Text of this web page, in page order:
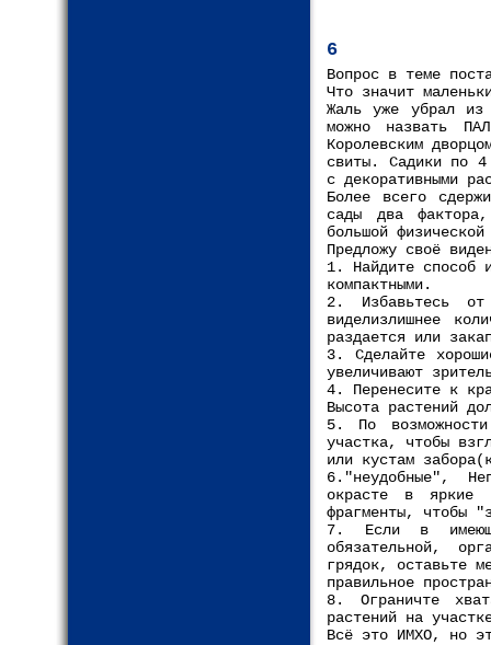
6
Вопрос в теме
Что значит
Жаль уже убрал из
можно назвать
Королевским
свиты. Садики по 4
с декоративными
Более всего
сады два
большой
Предложу своё
1. Найдите способ
компактными.
2. Избавьтесь
виделизлишнее
раздается или
3. Сделайте
увеличивают
4. Перенесите к
Высота растений
5. По
участка, чтобы
или кустам
6."неудобные",
окрасте в яркие
фрагменты, чтобы
7. Если в
обязательной,
грядок, оставьте
правильное
8. Ограничте
растений на
Всё это ИМХО, но